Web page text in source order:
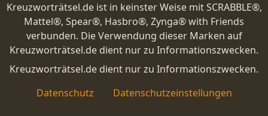
Kreuzworträtsel.de ist in keinster Weise mit SCRABBLE®,
Mattel®, Spear®, Hasbro®, Zynga® with Friends
verbunden. Die Verwendung dieser Marken auf
Kreuzworträtsel.de dient nur zu Informationszwecken.
Kreuzworträtsel.de dient nur zu Informationszwecken.
Datenschutz
Datenschutzeinstellungen